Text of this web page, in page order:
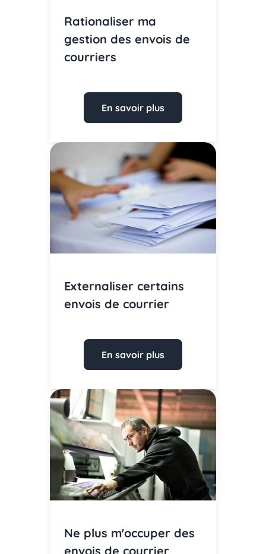
Rationaliser ma
gestion des envois de
courriers
En savoir plus
Externaliser certains
envois de courrier
En savoir plus
Ne plus m'occuper des
envois de courrier